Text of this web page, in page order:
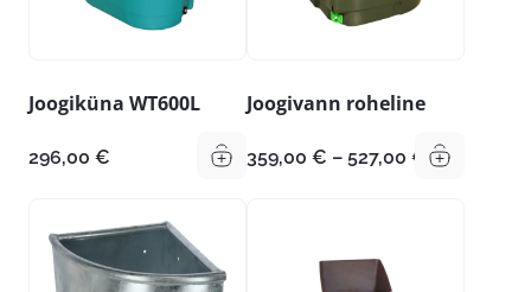
Joogiküna WT600L
296,00 €
Joogivann roheline
359,00 € – 527,00 €